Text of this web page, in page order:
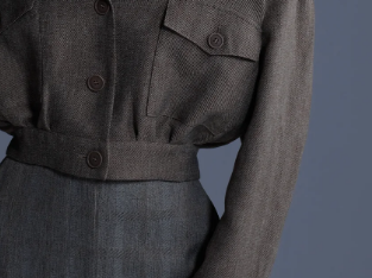
ログイン・新規会員登録